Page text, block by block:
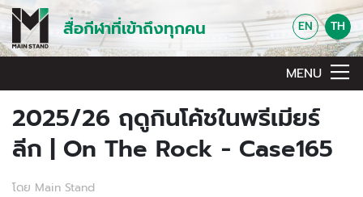
สื่อกีฬาที่เข้าถึงทุกคน EN TH
MENU
2025/26 ฤดูกินโค้ชในพรีเมียร์
ลีก | On The Rock - Case165
โดย Main Stand